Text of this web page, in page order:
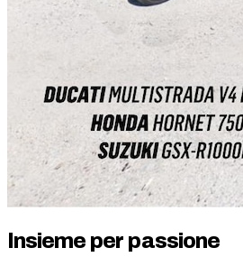
Insieme per passione